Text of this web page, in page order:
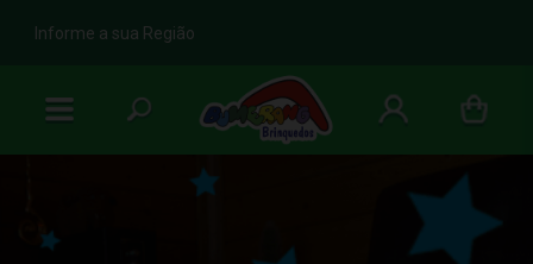
b
Informe a sua Região